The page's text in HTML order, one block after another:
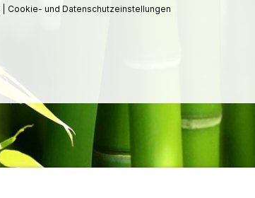
Cookie- und Datenschutzeinstellungen